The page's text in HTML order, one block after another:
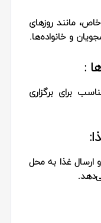
مانند روزهای
و خانواده‌ها.
:
برای برگزاری
ارسال غذا به محل